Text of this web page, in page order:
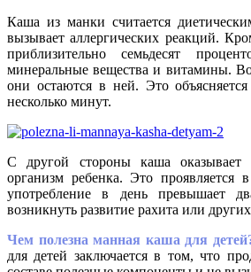
Каша из манки считается
вызывает аллергических реакций.
приблизительно семьдесят
минеральные вещества и витамины.
они остаются в ней. Это
несколько минут.
С другой стороны каша оказывает
организм ребенка. Это проявляется
употребление в день превышает
возникнуть развитие рахита или
Чем полезна манная каша для
для детей заключается в том, что